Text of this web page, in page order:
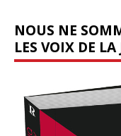
NOUS NE
LES VOIX DE LA